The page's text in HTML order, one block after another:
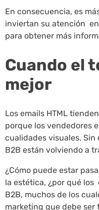
En consecuencia, es
inviertan su atención
para obtener más
Cuando el
mejor
Los emails HTML
porque los vendedores
cualidades visuales. Sin
B2B están volviendo a
¿Cómo puede estar
la estética, ¿por qué
B2B, muchos de los
marketing que debe ser